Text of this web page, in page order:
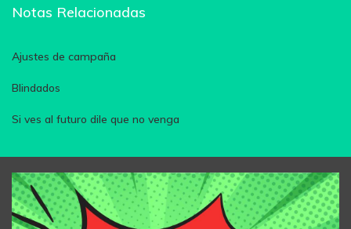
Notas Relacionadas
Ajustes de campaña
Blindados
Si ves al futuro dile que no venga